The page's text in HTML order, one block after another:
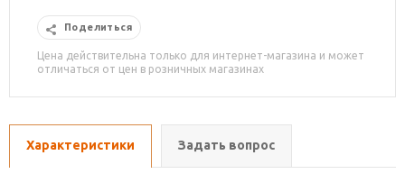
Поделиться
Цена действительна только для интернет-магазина и может
отличаться от цен в розничных магазинах
Характеристики Задать вопрос